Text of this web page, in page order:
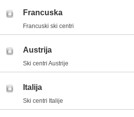
Francuska
Francuski ski centri
Austrija
Ski centri Austrije
Italija
Ski centri Italije